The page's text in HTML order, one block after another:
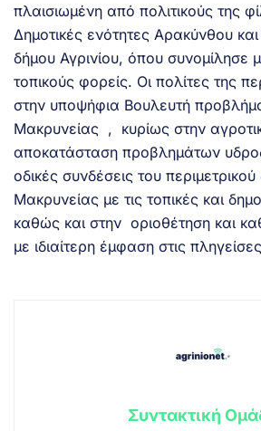
πλαισιωμένη από πολιτικούς της
Δημοτικές ενότητες Αρακύνθου
δήμου Αγρινίου, όπου συνομίλησε
τοπικούς φορείς. Οι πολίτες της
στην υποψήφια Βουλευτή
Μακρυνείας , κυρίως στην
αποκατάσταση προβλημάτων
οδικές συνδέσεις του
Μακρυνείας με τις τοπικές και
καθώς και στην οριοθέτηση και
με ιδιαίτερη έμφαση στις
Συντακτική